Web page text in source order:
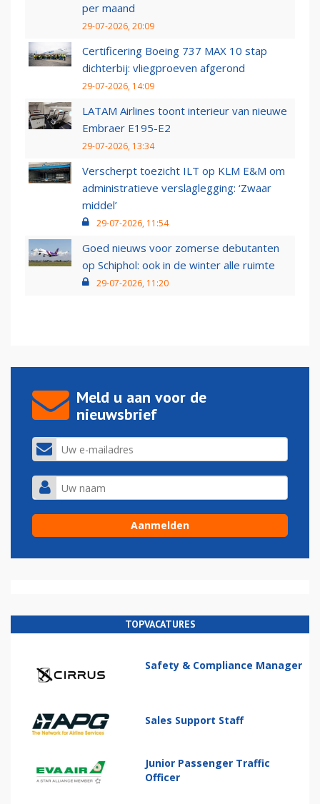
per maand
29-07-2026, 20:09
Certificering Boeing 737 MAX 10 stap
dichterbij: vliegproeven afgerond
29-07-2026, 14:09
LATAM Airlines toont interieur van nieuwe
Embraer E195-E2
29-07-2026, 13:34
Verscherpt toezicht ILT op KLM E&M om
administratieve verslaglegging: ‘Zwaar
middel’
29-07-2026, 11:54
Goed nieuws voor zomerse debutanten
op Schiphol: ook in de winter alle ruimte
29-07-2026, 11:20
Meld u aan voor de
nieuwsbrief
TOPVACATURES
Safety & Compliance Manager
Sales Support Staff
Junior Passenger Traffic
Officer